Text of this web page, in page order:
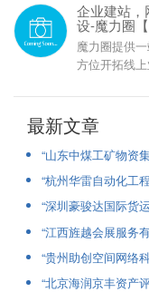
企业建站，
设-魔力圈【
魔力圈提供
方位开拓线
供一站式建
业赢在云端。
最新文章
“山东中煤工矿物资
“杭州华雷自动化工
“深圳豪骏达国际货
“江西旌越会展服务
“贵州助创空间网络
“北京海润京丰资产